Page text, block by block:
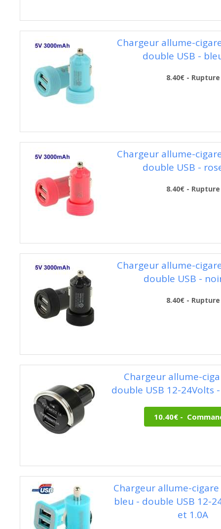
Chargeur allume-
double USB -
8.40€ - Rupture
Chargeur allume-
double USB -
8.40€ - Rupture
Chargeur allume-
double USB -
8.40€ - Rupture
Chargeur allume-
double USB 12-24Volts
Chargeur allume-
bleu - double USB 12-
et 1.0A